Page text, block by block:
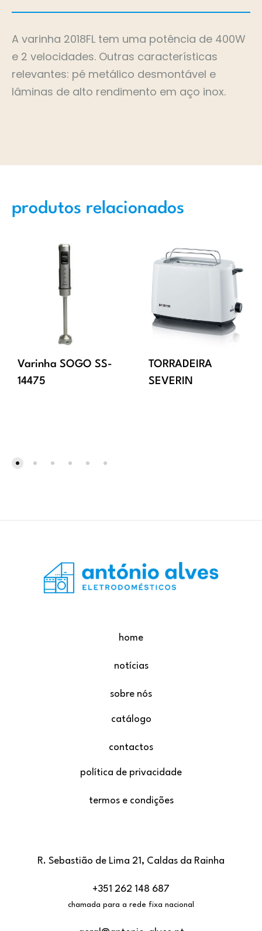
A varinha 2018FL tem uma potência de 400W
e 2 velocidades. Outras características
relevantes: pé metálico desmontável e
lâminas de alto rendimento em aço inox.
produtos relacionados
Varinha SOGO SS-
14475
TORRADEIRA
SEVERIN
home
notícias
sobre nós
catálogo
contactos
política de privacidade
termos e condições
R. Sebastião de Lima 21, Caldas da Rainha
+351 262 148 687
chamada para a rede fixa nacional